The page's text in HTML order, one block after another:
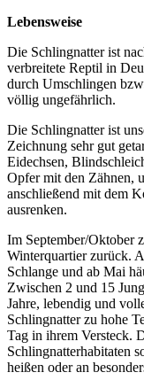
Lebensweise
Die Schlingnatter ist
verbreitete Reptil in
durch Umschlingen
völlig ungefährlich.
Die Schlingnatter ist
Zeichnung sehr gut
Eidechsen,
Opfer mit den Zähnen,
anschließend mit dem
ausrenken.
Im September/Oktober
Winterquartier zurück.
Schlange und ab Mai
Zwischen 2 und 15
Jahre, lebendig und
Schlingnatter zu hohe
Tag in ihrem Versteck.
Schlingnatterhabitaten
heißen oder an